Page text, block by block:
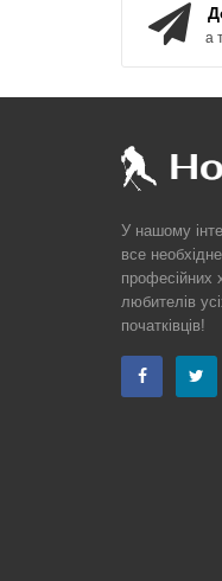
а
У нашому
все
професійних
любителів
початківців!